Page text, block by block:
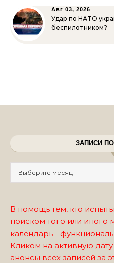
Авг 03, 2026
Удар по НАТО
беспилотником?
ЗАПИСИ
В помощь тем, кто
поиском того или иного
календарь -
Кликом на активную
анонсы всех записей за